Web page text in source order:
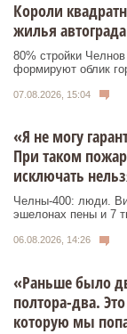
Короли
жилья автограда
80% стройки
формируют облик
07.08.2026, 15:04
«Я не могу
При таком
исключать
Челны-400: люди.
эшелонах пены и 7
06.08.2026, 14:26
«Раньше было
полтора-два.
которую мы